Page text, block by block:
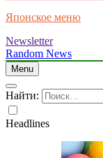
Японское меню
Newsletter
Random News
Menu
Найти:
Headlines